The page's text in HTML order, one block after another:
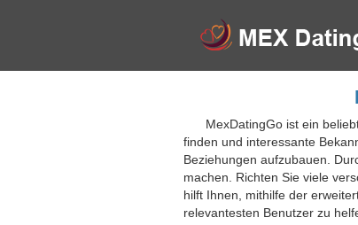
MexDatingGo ist ein
finden und interessante
Beziehungen aufzubauen.
machen. Richten Sie viele
hilft Ihnen, mithilfe der
relevantesten Benutzer zu